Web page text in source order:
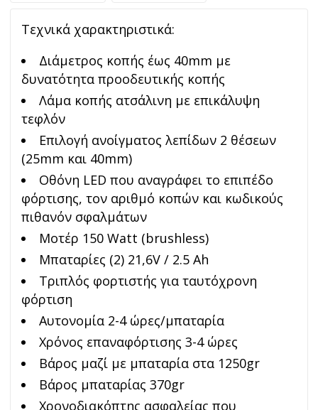
Τεχνικά χαρακτηριστικά:
Διάμετρος κοπής έως 40mm με
δυνατότητα προοδευτικής κοπής
Λάμα κοπής ατσάλινη με επικάλυψη
τεφλόν
Επιλογή ανοίγματος λεπίδων 2 θέσεων
(25mm και 40mm)
Οθόνη LED που αναγράφει το επιπέδο
φόρτισης, τον αριθμό κοπών και κωδικούς
πιθανόν σφαλμάτων
Μοτέρ 150 Watt (brushless)
Μπαταρίες (2) 21,6V / 2.5 Ah
Τριπλός φορτιστής για ταυτόχρονη
φόρτιση
Αυτονομία 2-4 ώρες/μπαταρία
Χρόνος επαναφόρτισης 3-4 ώρες
Βάρος μαζί με μπαταρία στα 1250gr
Βάρος μπαταρίας 370gr
Χρονοδιακόπτης ασφαλείας που